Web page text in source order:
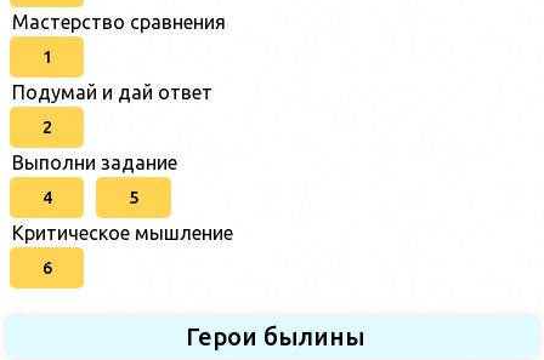
Мастерство сравнения
1
Подумай и дай ответ
2
Выполни задание
4 5
Критическое мышление
6
Герои былины